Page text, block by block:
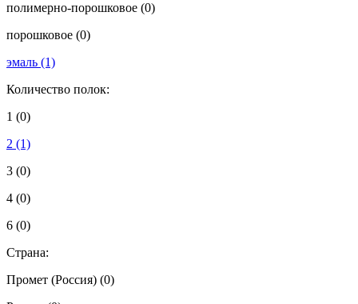
полимерно-порошковое (0)
порошковое (0)
эмаль (1)
Количество полок:
1 (0)
2 (1)
3 (0)
4 (0)
6 (0)
Страна:
Промет (Россия) (0)